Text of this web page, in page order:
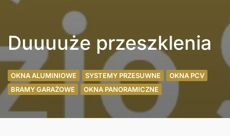
Duuuuże przeszklenia
OKNA ALUMINIOWE SYSTEMY PRZESUWNE
OKNA PCV
BRAMY GARAŻOWE
OKNA PANORAMICZNE